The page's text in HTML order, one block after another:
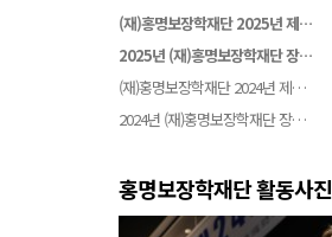
(재)홍명보장학재단 2025년 제…
2025년 (재)홍명보장학재단 장…
(재)홍명보장학재단 2024년 제…
2024년 (재)홍명보장학재단 장…
홍명보장학재단 활동사진